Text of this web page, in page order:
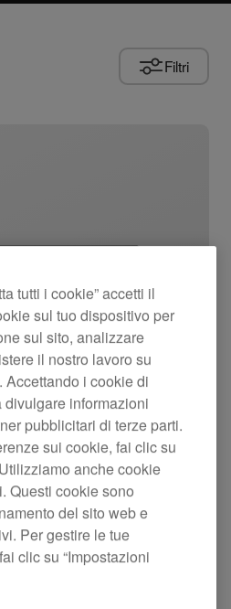
Filtri
a 2 canali
tutti i cookie” accetti il
sul tuo dispositivo per
sul sito, analizzare
il nostro lavoro su
i cookie di
informazioni
pubblicitari di terze parti.
sui cookie, fai clic su
anche cookie
Questi cookie sono
del sito web e
Per gestire le tue
clic su “Impostazioni